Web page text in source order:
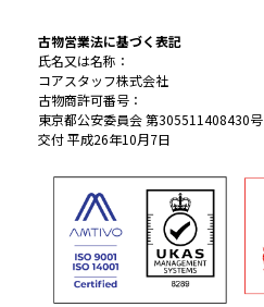
古物営業法に基づく表記
氏名又は名称：
コアスタッフ株式会社
古物商許可番号：
東京都公安委員会 第305511408430号
交付 平成26年10月7日